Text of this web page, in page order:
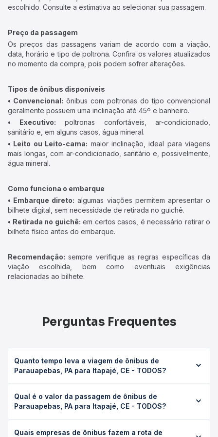
escolhido. Consulte a estimativa ao selecionar sua passagem.
Preço da passagem
Os preços das passagens variam de acordo com a viação,
data, horário e tipo de poltrona. Confira os valores atualizados
no momento da compra, pois podem sofrer alterações.
Tipos de ônibus disponíveis
• Convencional: ônibus com poltronas do tipo convencional
geralmente possuem uma inclinação até 45º e banheiro.
• Executivo: poltronas confortáveis, ar-condicionado,
sanitário e, em alguns casos, água mineral.
• Leito ou Leito-cama: maior inclinação, ideal para viagens
mais longas, com ar-condicionado, sanitário e, possivelmente,
água mineral.
Como funciona o embarque
• Embarque direto: algumas viações permitem apresentar o
bilhete digital, sem necessidade de retirada no guichê.
• Retirada no guichê: em certos casos, é necessário retirar o
bilhete físico antes do embarque.
Recomendação: sempre verifique as regras específicas da
viação escolhida, bem como eventuais exigências
relacionadas ao bilhete.
Perguntas Frequentes
Quanto tempo leva a viagem de ônibus de
Parauapebas, PA para Itapajé, CE - TODOS?
TODOS leva em média 34h 50min, podendo variar
conforme a viação, o tipo de serviço (convencional,
Qual é o valor da passagem de ônibus de
Parauapebas, PA para Itapajé, CE - TODOS?
para Itapajé, CE - TODOS custa em média R$ 634,99 e
Quais empresas de ônibus fazem a rota de